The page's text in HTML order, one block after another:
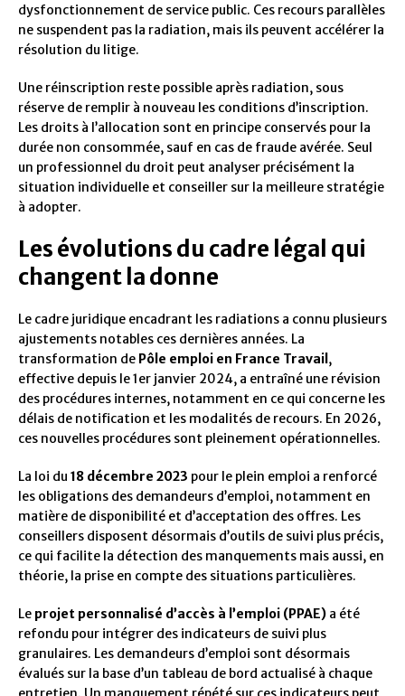
dysfonctionnement de service public. Ces recours parallèles
ne suspendent pas la radiation, mais ils peuvent accélérer la
résolution du litige.
Une réinscription reste possible après radiation, sous
réserve de remplir à nouveau les conditions d’inscription.
Les droits à l’allocation sont en principe conservés pour la
durée non consommée, sauf en cas de fraude avérée. Seul
un professionnel du droit peut analyser précisément la
situation individuelle et conseiller sur la meilleure stratégie
à adopter.
Les évolutions du cadre légal qui
changent la donne
Le cadre juridique encadrant les radiations a connu plusieurs
ajustements notables ces dernières années. La
transformation de Pôle emploi en France Travail ,
effective depuis le 1er janvier 2024, a entraîné une révision
des procédures internes, notamment en ce qui concerne les
délais de notification et les modalités de recours. En 2026,
ces nouvelles procédures sont pleinement opérationnelles.
La loi du 18 décembre 2023 pour le plein emploi a renforcé
les obligations des demandeurs d’emploi, notamment en
matière de disponibilité et d’acceptation des offres. Les
conseillers disposent désormais d’outils de suivi plus précis,
ce qui facilite la détection des manquements mais aussi, en
théorie, la prise en compte des situations particulières.
Le projet personnalisé d’accès à l’emploi (PPAE) a été
refondu pour intégrer des indicateurs de suivi plus
granulaires. Les demandeurs d’emploi sont désormais
évalués sur la base d’un tableau de bord actualisé à chaque